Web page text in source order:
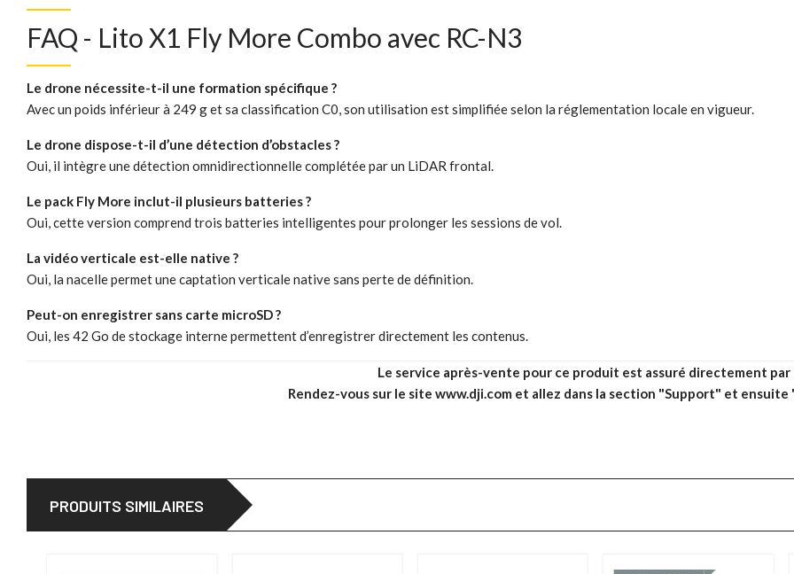
FAQ - Lito X1 Fly More Combo avec RC-N3
Le drone nécessite-t-il une formation spécifique ?
Avec un poids inférieur à 249 g et sa classification C0, son utilisation est simplifiée selon la réglementation locale en vigueur.
Le drone dispose-t-il d’une détection d’obstacles ?
Oui, il intègre une détection omnidirectionnelle complétée par un LiDAR frontal.
Le pack Fly More inclut-il plusieurs batteries ?
Oui, cette version comprend trois batteries intelligentes pour prolonger les sessions de vol.
La vidéo verticale est-elle native ?
Oui, la nacelle permet une captation verticale native sans perte de définition.
Peut-on enregistrer sans carte microSD ?
Oui, les 42 Go de stockage interne permettent d’enregistrer directement les contenus.
Le service après-vente pour ce produit est assuré directement par
Rendez-vous sur le site www.dji.com et allez dans la section "Support" et
PRODUITS SIMILAIRES